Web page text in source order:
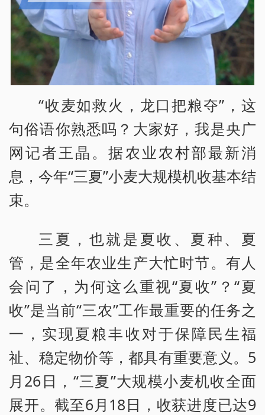
“收麦如救火，龙口把粮夺”，这
句俗语你熟悉吗？大家好，我是央广
网记者王晶。据农业农村部最新消
息，今年“三夏”小麦大规模机收基本结
束。
三夏，也就是夏收、夏种、夏
管，是全年农业生产大忙时节。有人
会问了，为何这么重视“夏收”？“夏
收”是当前“三农”工作最重要的任务之
一，实现夏粮丰收对于保障民生福
祉、稳定物价等，都具有重要意义。5
月26日，“三夏”大规模小麦机收全面
展开。截至6月18日，收获进度已达9